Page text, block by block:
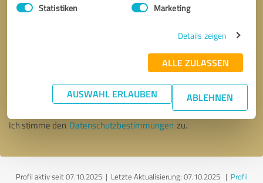
Statistiken Marketing
Details zeigen
ALLE ZULASSEN
AUSWAHL ERLAUBEN ABLEHNEN
* Erforderliche Angaben
Nachricht senden
Ich stimme den Datenschutzbestimmungen zu.
Profil aktiv seit 07.10.2025 | Letzte Aktualisierung: 07.10.2025| Profil